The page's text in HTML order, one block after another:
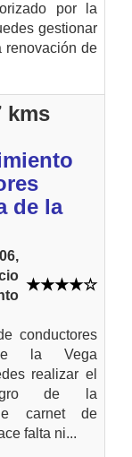
por la
gestionar
renovación de
kms
de la
conductores
la Vega
realizar el
de la
carnet de
falta ni...